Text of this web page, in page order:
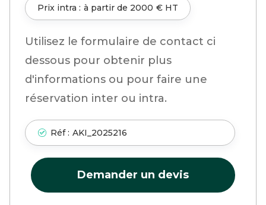
Prix intra : à partir de 2000 € HT
Utilisez le formulaire de contact ci
dessous pour obtenir plus
d'informations ou pour faire une
réservation inter ou intra.
Réf : AKI_2025216
Demander un devis